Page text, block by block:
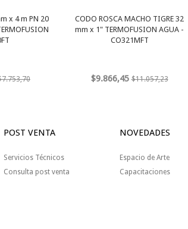
x 4 m PN 20
CODO ROSCA MACHO TIGRE 32
mm x 1" TERMOFUSION AGUA -
CO321MFT
$9.866,45 $11.057,23
POST VENTA
Servicios Técnicos
Consulta post venta
NOVEDADES
Espacio de Arte
Capacitaciones